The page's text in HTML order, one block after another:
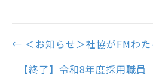
Posts
navigation
← ＜お知らせ＞社協がFMわた
【終了】令和8年度採用職